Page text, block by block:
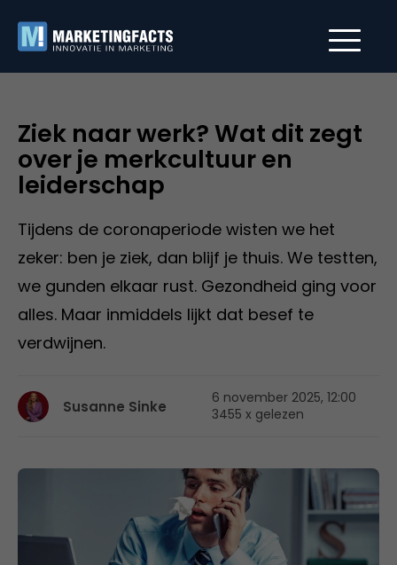
Ziek naar werk? Wat dit zegt
over je merkcultuur en
leiderschap
Tijdens de coronaperiode wisten we het
zeker: ben je ziek, dan blijf je thuis. We testten,
we gunden elkaar rust. Gezondheid ging voor
alles. Maar inmiddels lijkt dat besef te
verdwijnen.
Susanne Sinke
6 november 2025, 12:00
3455 x gelezen